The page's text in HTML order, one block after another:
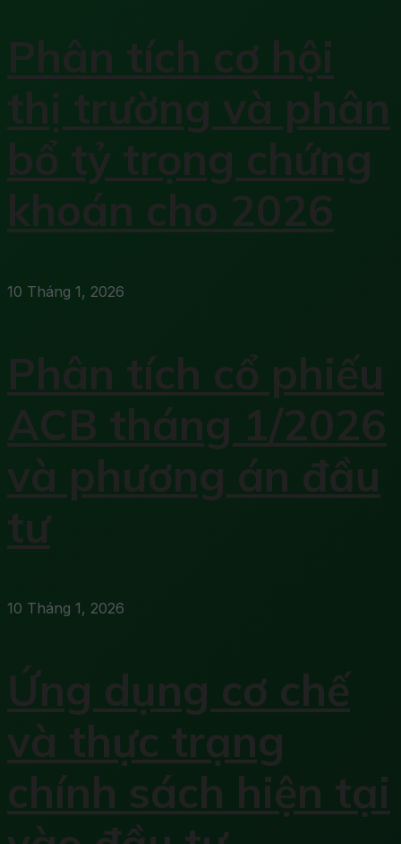
Phân tích cơ hội
thị trường và phân
bổ tỷ trọng chứng
khoán cho 2026
10 Tháng 1, 2026
Phân tích cổ phiếu
ACB tháng 1/2026
và phương án đầu
tư
10 Tháng 1, 2026
Ứng dụng cơ chế
và thực trạng
chính sách hiện tại